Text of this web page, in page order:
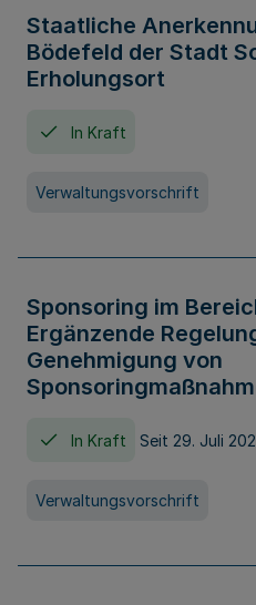
Staatliche
Bödefeld der Stadt
Erholungsort
In Kraft
Verwaltungsvorschrift
Sponsoring im
Ergänzende
Genehmigung von
In Kraft Seit 29. Juli
Verwaltungsvorschrift